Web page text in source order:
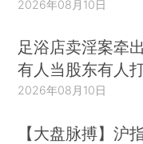
2026年08月10日
足浴店卖淫案牵
有人当股东有人
2026年08月10日
【大盘脉搏】沪